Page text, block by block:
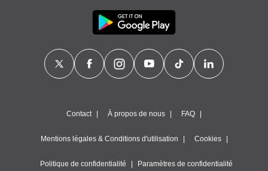
Contact À propos de nous FAQ
Mentions légales & Conditions d'utilisation Cookies
Politique de confidentialité Paramètres de confidentialité